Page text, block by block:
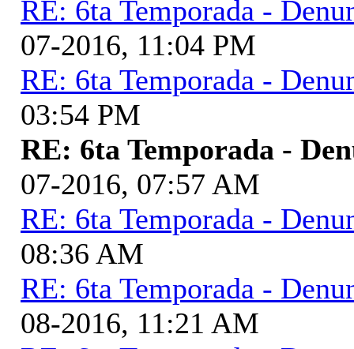
RE: 6ta Temporada -
07-2016, 11:04 PM
RE: 6ta Temporada -
03:54 PM
RE: 6ta Temporada -
07-2016, 07:57 AM
RE: 6ta Temporada -
08:36 AM
RE: 6ta Temporada -
08-2016, 11:21 AM